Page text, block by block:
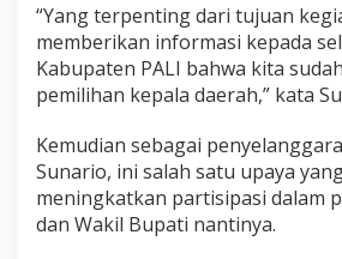
“Yang terpenting dari tujuan
memberikan informasi kepada
Kabupaten PALI bahwa kita
pemilihan kepala daerah,” kata
Kemudian sebagai
Sunario, ini salah satu upaya
meningkatkan partisipasi dalam
dan Wakil Bupati nantinya.